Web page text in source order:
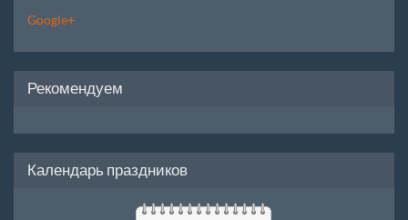
Google+
Рекомендуем
Календарь праздников